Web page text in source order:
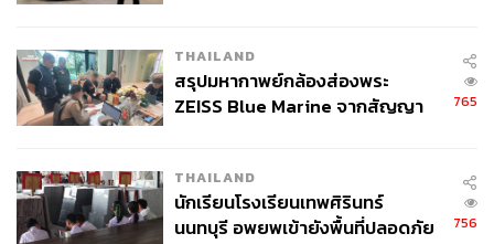
THAILAND
สรุปมหากาพย์กล้องส่องพระ
ZEISS Blue Marine จากสัญญา
จ่ายหนี้-แอบระบุแบรนด์
765
THAILAND
นักเรียนโรงเรียนเทพศิรินทร์
นนทบุรี อพยพเข้ายังพื้นที่ปลอดภัย
756